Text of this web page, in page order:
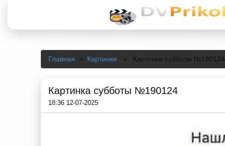
Главная » Картинки » Картинка субботы №190124
Картинка субботы №190124
18:36 12-07-2025